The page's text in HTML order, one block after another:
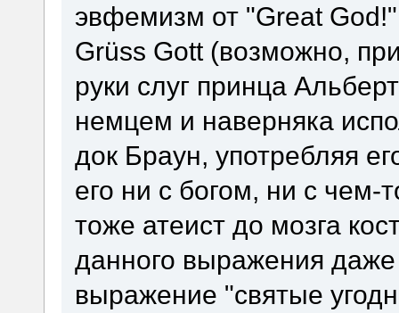
эвфемизм от "Great
Grüss Gott (возможно,
руки слуг принца
немцем и наверняка
док Браун, употребляя
его ни с богом, ни с
тоже атеист до мозга
данного выражения
выражение "святые